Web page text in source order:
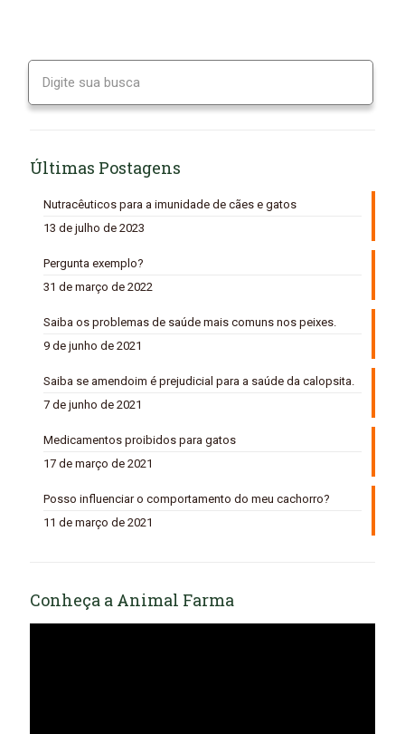
Últimas Postagens
Nutracêuticos para a imunidade de cães e gatos
13 de julho de 2023
Pergunta exemplo?
31 de março de 2022
Saiba os problemas de saúde mais comuns nos peixes.
9 de junho de 2021
Saiba se amendoim é prejudicial para a saúde da calopsita.
7 de junho de 2021
Medicamentos proibidos para gatos
17 de março de 2021
Posso influenciar o comportamento do meu cachorro?
11 de março de 2021
Conheça a Animal Farma